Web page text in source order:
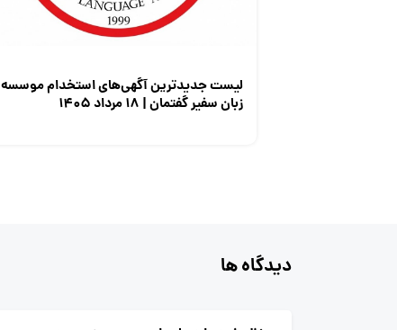
لیست جدیدترین آگهی‌های استخدام موسسه
زبان سفیر گفتمان | ۱۸ مرداد ۱۴۰۵
دیدگاه ها